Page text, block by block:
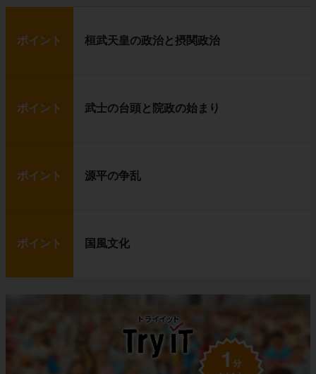
ポイント 桓武天皇の政治と摂関政治
ポイント 武士の台頭と院政の始まり
ポイント 源平の争乱
ポイント 国風文化